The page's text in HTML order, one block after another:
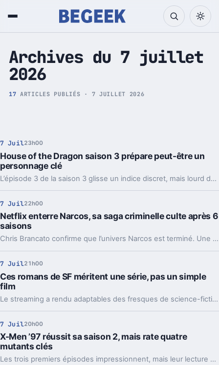
Tech et Pop culture
Archives du 7 juillet
2026
17 ARTICLES PUBLIÉS · 7 JUILLET 2026
7 Juil23h00
House of the Dragon saison 3 prépare peut-être un
personnage clé
L’épisode 3 de la saison 3 glisse un indice discret, mais lourd de conséquences pour la suite de House of the Dragon.
7 Juil22h00
Netflix enterre Narcos, sa saga criminelle culte après 6
saisons
Chris Brancato confirme que l’univers Narcos est terminé. Une page se tourne pour l’une des franchises criminelles les plus marquantes de Netflix.
7 Juil21h00
Ces romans de SF méritent une série, pas un simple
film
Le streaming a rendu adaptables des fresques de science-fiction jugées ingérables. Cinq sagas montrent pourquoi la télévision est devenue le vrai format.
7 Juil20h00
X-Men ’97 réussit sa saison 2, mais rate quatre
mutants clés
Les trois premiers épisodes impressionnent, mais leur lecture de Magneto, Diablo, Emma Frost et Jubilé pose un vrai problème de cohérence.